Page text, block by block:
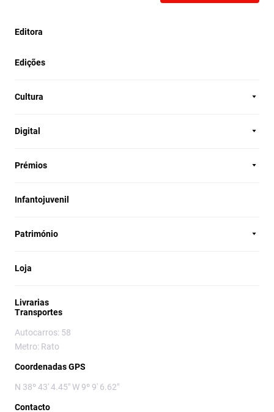
Editora
Edições
Cultura
Digital
Prémios
Infantojuvenil
Património
Loja
Livrarias
Transportes
Autocarros: 58
Metro: Rato
Coordenadas GPS
N 38º 43' 4.45" W 9º 9' 6.62"
Contacto